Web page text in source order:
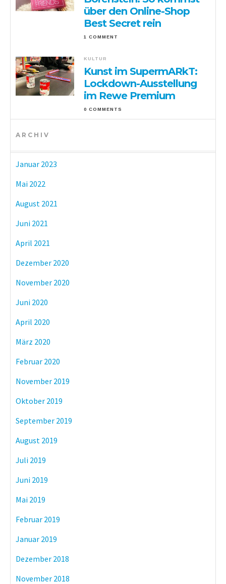
über den Online-Shop
Best Secret rein
1 COMMENT
KULTUR
Kunst im SupermARkT:
Lockdown-Ausstellung
im Rewe Premium
0 COMMENTS
ARCHIV
Januar 2023
Mai 2022
August 2021
Juni 2021
April 2021
Dezember 2020
November 2020
Juni 2020
April 2020
März 2020
Februar 2020
November 2019
Oktober 2019
September 2019
August 2019
Juli 2019
Juni 2019
Mai 2019
Februar 2019
Januar 2019
Dezember 2018
November 2018